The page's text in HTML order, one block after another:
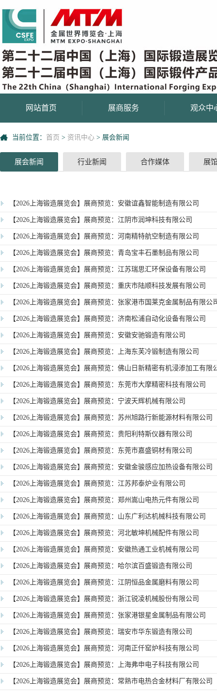
网站首页 展商服务 观众中
当前位置： 首页 > 资讯中心 > 展会新闻
展会新闻 行业新闻 合作媒体 展
【2026上海锻造展览会】展商预览：安徽谊鑫智能制造有限公司
【2026上海锻造展览会】展商预览：江阴市润坤科技有限公司
【2026上海锻造展览会】展商预览：河南精特航空制造有限公司
【2026上海锻造展览会】展商预览：青岛宝丰石墨制品有限公司
【2026上海锻造展览会】展商预览：江苏瑞思汇环保设备有限公司
【2026上海锻造展览会】展商预览：重庆市陆顺科技发展有限公司
【2026上海锻造展览会】展商预览：张家港市国莱克金属制品有限公
【2026上海锻造展览会】展商预览：济南松浦自动化设备有限公司
【2026上海锻造展览会】展商预览：安徽安驰锻造有限公司
【2026上海锻造展览会】展商预览：上海东芙冷锻制造有限公司
【2026上海锻造展览会】展商预览：佛山日新精密有机浸渗加工有限
【2026上海锻造展览会】展商预览：东莞市大摩精密科技有限公司
【2026上海锻造展览会】展商预览：宁波天辉机械有限公司
【2026上海锻造展览会】展商预览：苏州旭路行新能源材料有限公司
【2026上海锻造展览会】展商预览：贵阳利特斯仪器有限公司
【2026上海锻造展览会】展商预览：东莞市嘉盛铜材有限公司
【2026上海锻造展览会】展商预览：安徽金骏感应加热设备有限公司
【2026上海锻造展览会】展商预览：江苏邦泰炉业有限公司
【2026上海锻造展览会】展商预览：郑州嵩山电热元件有限公司
【2026上海锻造展览会】展商预览：山东广利达机械科技有限公司
【2026上海锻造展览会】展商预览：河北敏坤机械配件有限公司
【2026上海锻造展览会】展商预览：安徽热通工业机械有限公司
【2026上海锻造展览会】展商预览：哈尔滨百盛锻造有限公司
【2026上海锻造展览会】展商预览：江阴恒品金属磨料有限公司
【2026上海锻造展览会】展商预览：浙江锐凌机械股份有限公司
【2026上海锻造展览会】展商预览：张家港银星金属制品有限公司
【2026上海锻造展览会】展商预览：瑞安市华东锻造有限公司
【2026上海锻造展览会】展商预览：河南正仟窑炉科技有限公司
【2026上海锻造展览会】展商预览：上海弗申电子科技有限公司
【2026上海锻造展览会】展商预览：常熟市电热合金材料厂有限公司